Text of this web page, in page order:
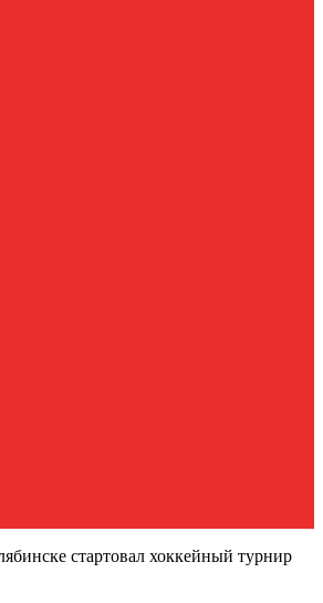
стартовал хоккейный турнир